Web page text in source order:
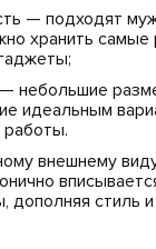
— подходят
хранить самые
небольшие
идеальным
работы.
внешнему
стиль